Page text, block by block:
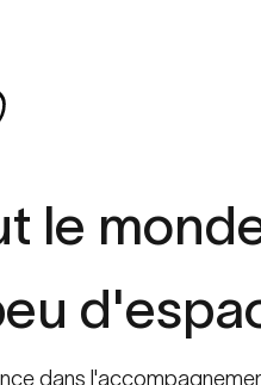
le
dans